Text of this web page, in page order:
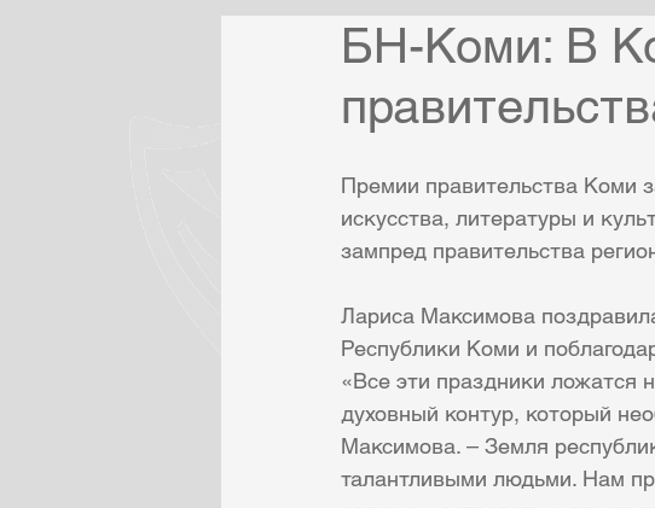
БН-Коми: В
Премии правительства Коми
искусства, литературы и
зампред правительства
Лариса Максимова
Республики Коми и
«Все эти праздники ложатся
духовный контур, который
Максимова. – Земля
талантливыми людьми. Нам